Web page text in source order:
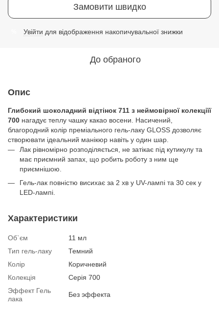
Замовити швидко
Увійти для відображення накопичувальної знижки
До обраного
Опис
Глибокий шоколадний відтінок 711 з неймовірної колекціїї
700 нагадує теплу чашку какао восени. Насичений,
благородний колір преміального гель-лаку GLOSS дозволяє
створювати ідеальний манікюр навіть у один шар.
Лак рівномірно розподіляється, не затікає під кутикулу та
має приємний запах, що робить роботу з ним ще
приємнішою.
Гель-лак повністю висихає за 2 хв у UV-лампі та 30 сек у
LED-лампі.
Характеристики
Об`єм
11 мл
Тип гель-лаку
Темний
Колір
Коричневий
Колекція
Серія 700
Эффект Гель
лака
Без эффекта